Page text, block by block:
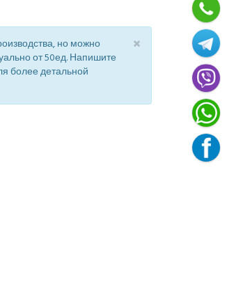
×
но можно
от 50ед. Напишите
более детальной